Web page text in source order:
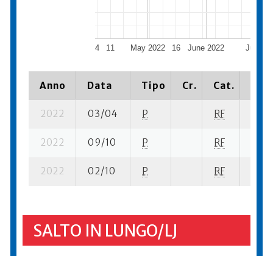
May 2022 June 2022 July
4 11 16
Anno Data Tipo Cr. Cat.
2022 03/04 P RF
2022 09/10 P RF
2022 02/10 P RF
SALTO IN LUNGO/LJ